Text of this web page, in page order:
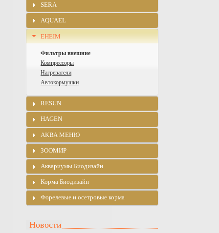
SERA
AQUAEL
EHEIM
Фильтры внешние
Компрессоры
Нагреватели
Автокормушки
RESUN
HAGEN
АКВА МЕНЮ
ЗООМИР
Аквариумы Биодизайн
Корма Биодизайн
Форелевые и осетровые корма
Новости